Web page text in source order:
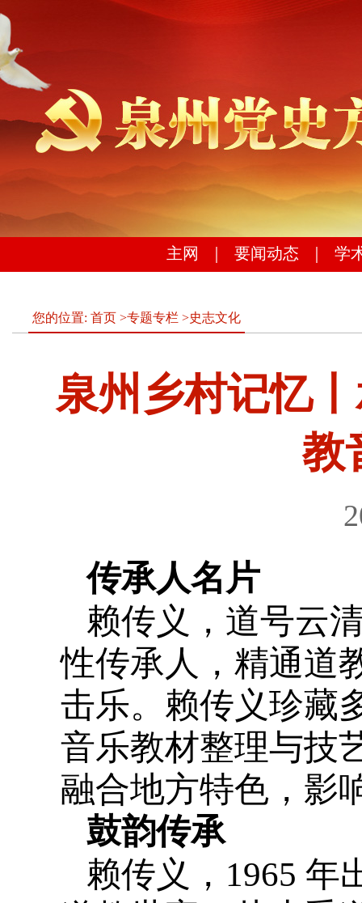
主网 要闻动态 学
您的位置: 首页 >专题专栏 >史志文化
泉州乡村记忆
教
传承人名片
赖传义，道号云
性传承人，精通道
击乐。赖传义珍藏
音乐教材整理与技
融合地方特色，影
鼓韵传承
赖传义，1965 年